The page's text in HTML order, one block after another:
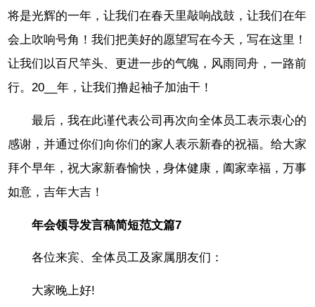
将是光辉的一年，让我们在春天里敲响战鼓，让我们在年
会上吹响号角！我们把美好的愿望写在今天，写在这里！
让我们以百尺竿头、更进一步的气魄，风雨同舟，一路前
行。20__年，让我们撸起袖子加油干！
最后，我在此谨代表公司再次向全体员工表示衷心的
感谢，并通过你们向你们的家人表示新春的祝福。给大家
拜个早年，祝大家新春愉快，身体健康，阖家幸福，万事
如意，吉年大吉！
年会领导发言稿简短范文篇7
各位来宾、全体员工及家属朋友们：
大家晚上好!